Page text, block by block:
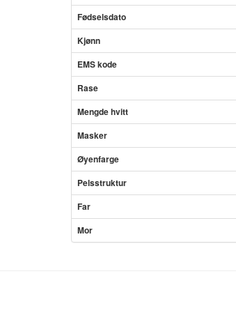
Fødselsdato
Kjønn
EMS kode
Rase
Mengde hvitt
Masker
Øyenfarge
Pelsstruktur
Far
Mor